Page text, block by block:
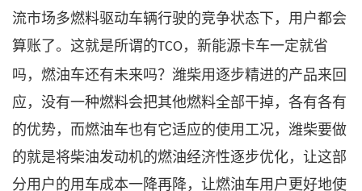
流市场多燃料驱动车辆行驶的竞争状态下，用户都会
算账了。这就是所谓的TCO，新能源卡车一定就省
吗，燃油车还有未来吗？潍柴用逐步精进的产品来回
应，没有一种燃料会把其他燃料全部干掉，各有各有
的优势，而燃油车也有它适应的使用工况，潍柴要做
的就是将柴油发动机的燃油经济性逐步优化，让这部
分用户的用车成本一降再降，让燃油车用户更好地使